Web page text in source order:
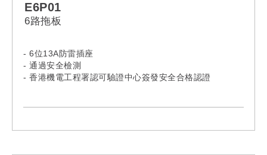
E6P01
6路拖板
- 6位13A防雷插座
- 通過安全檢測
- 香港機電工程署認可驗證中心簽發安全合格認證